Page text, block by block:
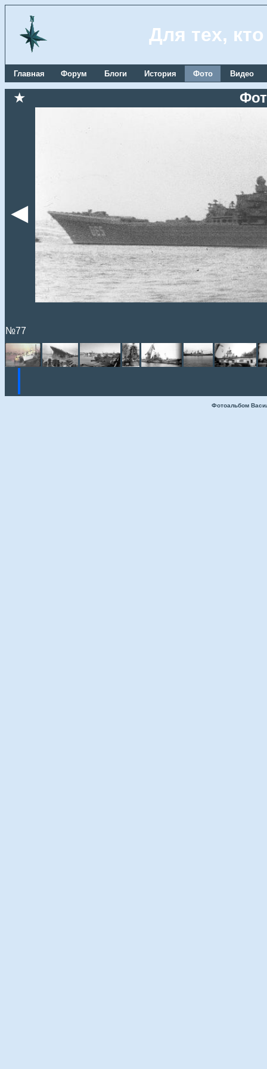
Для тех,
Главная Форум Блоги История Фото Видео
★
◄
№77
Фотоальбом